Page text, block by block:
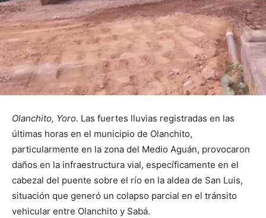
Olanchito, Yoro. Las fuertes lluvias registradas en las
últimas horas en el municipio de Olanchito,
particularmente en la zona del Medio Aguán, provocaron
daños en la infraestructura vial, específicamente en el
cabezal del puente sobre el río en la aldea de San Luis,
situación que generó un colapso parcial en el tránsito
vehicular entre Olanchito y Sabá.